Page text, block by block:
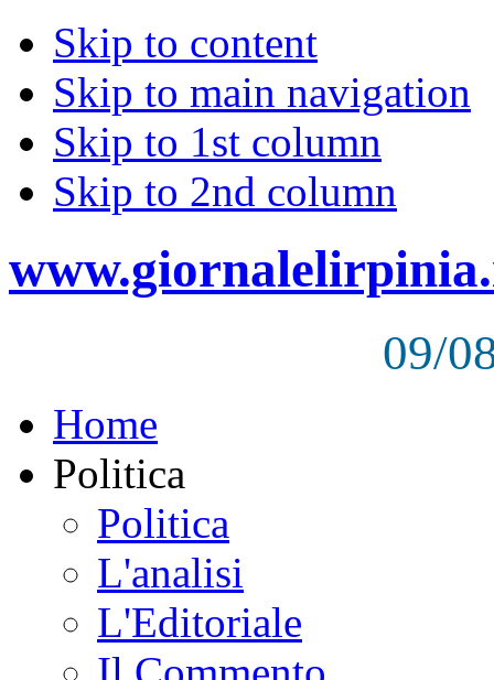
Skip to content
Skip to main navigation
Skip to 1st column
Skip to 2nd column
09/
Home
Politica
Politica
L'analisi
L'Editoriale